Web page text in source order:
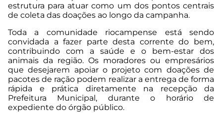
estrutura para atuar como um dos pontos centrais
de coleta das doações ao longo da campanha.
Toda a comunidade riocampense está sendo
convidada a fazer parte desta corrente do bem,
contribuindo com a saúde e o bem-estar dos
animais da região. Os moradores ou empresários
que desejarem apoiar o projeto com doações de
pacotes de ração podem realizar a entrega de forma
rápida e prática diretamente na recepção da
Prefeitura Municipal, durante o horário de
expediente do órgão público.